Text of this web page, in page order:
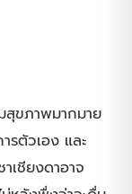
สุขภาพมากมาย
รตัวเอง และ
เชียงดาอาจ